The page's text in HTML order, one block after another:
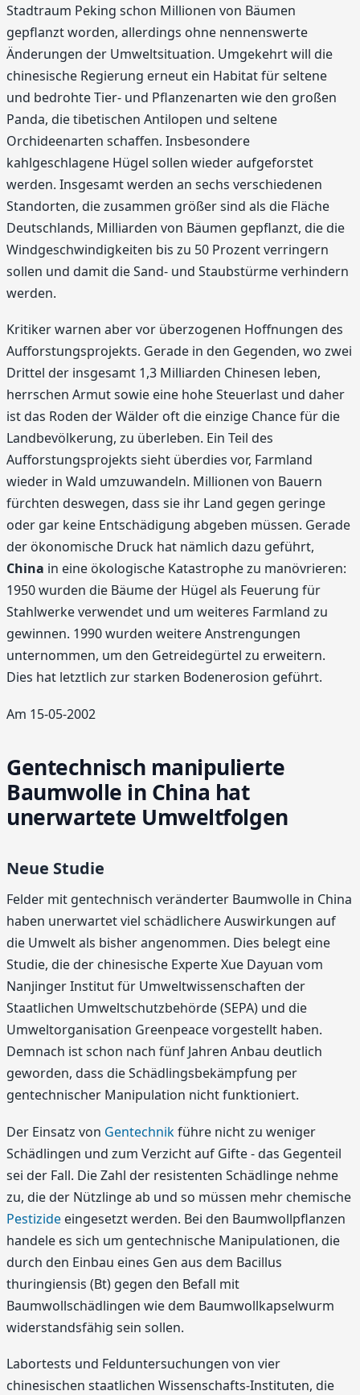
Stadtraum Peking schon Millionen von Bäumen
gepflanzt worden, allerdings ohne nennenswerte
Änderungen der Umweltsituation. Umgekehrt will die
chinesische Regierung erneut ein Habitat für seltene
und bedrohte Tier- und Pflanzenarten wie den großen
Panda, die tibetischen Antilopen und seltene
Orchideenarten schaffen. Insbesondere
kahlgeschlagene Hügel sollen wieder aufgeforstet
werden. Insgesamt werden an sechs verschiedenen
Standorten, die zusammen größer sind als die Fläche
Deutschlands, Milliarden von Bäumen gepflanzt, die die
Windgeschwindigkeiten bis zu 50 Prozent verringern
sollen und damit die Sand- und Staubstürme verhindern
werden.
Kritiker warnen aber vor überzogenen Hoffnungen des
Aufforstungsprojekts. Gerade in den Gegenden, wo zwei
Drittel der insgesamt 1,3 Milliarden Chinesen leben,
herrschen Armut sowie eine hohe Steuerlast und daher
ist das Roden der Wälder oft die einzige Chance für die
Landbevölkerung, zu überleben. Ein Teil des
Aufforstungsprojekts sieht überdies vor, Farmland
wieder in Wald umzuwandeln. Millionen von Bauern
fürchten deswegen, dass sie ihr Land gegen geringe
oder gar keine Entschädigung abgeben müssen. Gerade
der ökonomische Druck hat nämlich dazu geführt,
China in eine ökologische Katastrophe zu manövrieren:
1950 wurden die Bäume der Hügel als Feuerung für
Stahlwerke verwendet und um weiteres Farmland zu
gewinnen. 1990 wurden weitere Anstrengungen
unternommen, um den Getreidegürtel zu erweitern.
Dies hat letztlich zur starken Bodenerosion geführt.
Am 15-05-2002
Gentechnisch manipulierte
Baumwolle in China hat
unerwartete Umweltfolgen
Neue Studie
Felder mit gentechnisch veränderter Baumwolle in China
haben unerwartet viel schädlichere Auswirkungen auf
die Umwelt als bisher angenommen. Dies belegt eine
Studie, die der chinesische Experte Xue Dayuan vom
Nanjinger Institut für Umweltwissenschaften der
Staatlichen Umweltschutzbehörde (SEPA) und die
Umweltorganisation Greenpeace vorgestellt haben.
Demnach ist schon nach fünf Jahren Anbau deutlich
geworden, dass die Schädlingsbekämpfung per
gentechnischer Manipulation nicht funktioniert.
Der Einsatz von Gentechnikführe nicht zu weniger
Schädlingen und zum Verzicht auf Gifte - das Gegenteil
sei der Fall. Die Zahl der resistenten Schädlinge nehme
zu, die der Nützlinge ab und so müssen mehr chemische
Pestizide eingesetzt werden. Bei den Baumwollpflanzen
handele es sich um gentechnische Manipulationen, die
durch den Einbau eines Gen aus dem Bacillus
thuringiensis (Bt) gegen den Befall mit
Baumwollschädlingen wie dem Baumwollkapselwurm
widerstandsfähig sein sollen.
Labortests und Felduntersuchungen von vier
chinesischen staatlichen Wissenschafts-Instituten, die